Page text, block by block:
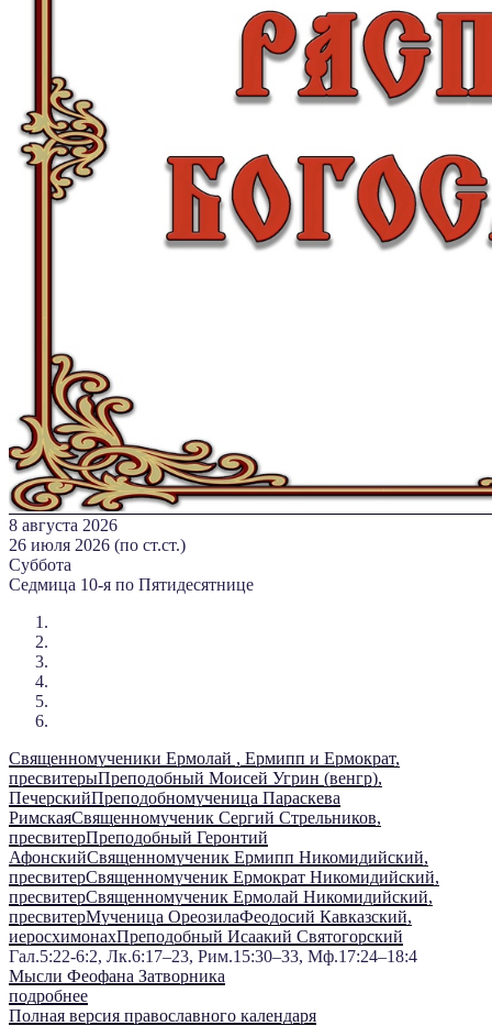
8 августа 2026
26 июля 2026 (по ст.ст.)
Суббота
Седмица 10-я по Пятидесятнице
Священномученики Ермолай , Ермипп и Ермократ,
пресвитерыПреподобный Моисей Угрин (венгр),
ПечерскийПреподобномученица Параскева
РимскаяСвященномученик Сергий Стрельников,
пресвитерПреподобный Геронтий
АфонскийСвященномученик Ермипп Никомидийский,
пресвитерСвященномученик Ермократ Никомидийский,
пресвитерСвященномученик Ермолай Никомидийский,
пресвитерМученица ОреозилаФеодосий Кавказский,
иеросхимонахПреподобный Исаакий Святогорский
Гал.5:22-6:2, Лк.6:17–23, Рим.15:30–33, Мф.17:24–18:4
Мысли Феофана Затворника
подробнее
Полная версия православного календаря